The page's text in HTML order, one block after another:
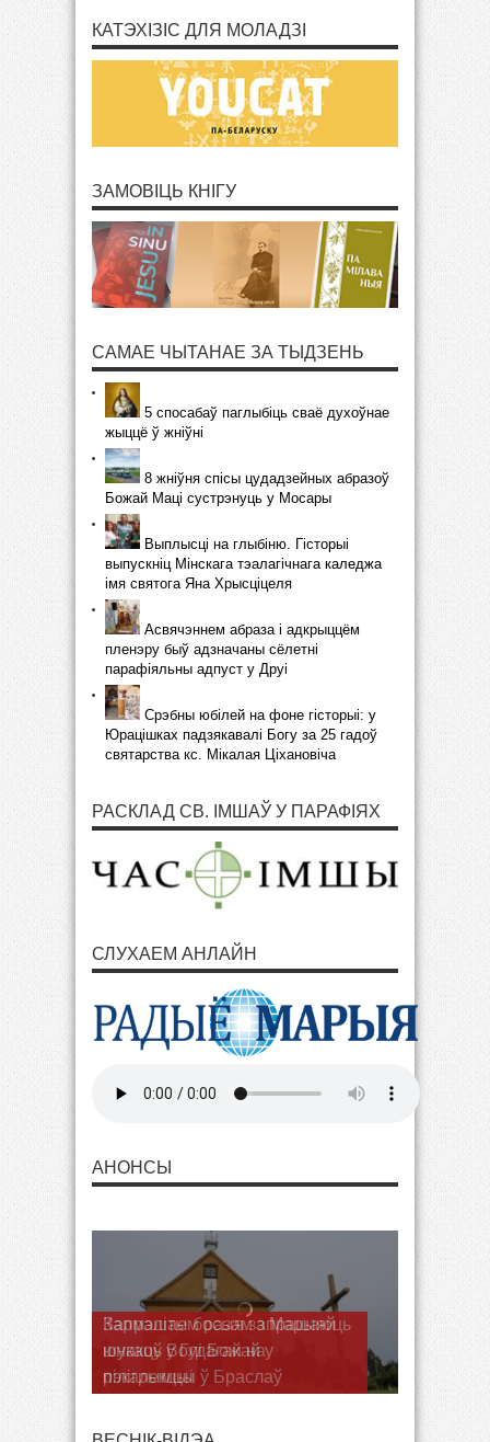
КАТЭХІЗІС ДЛЯ МОЛАДЗІ
ЗАМОВІЦЬ КНІГУ
САМАЕ ЧЫТАНАЕ ЗА ТЫДЗЕНЬ
5 спосабаў паглыбіць сваё духоўнае
жыццё ў жніўні
8 жніўня спісы цудадзейных абразоў
Божай Маці сустрэнуць у Мосары
Выплысці на глыбіню. Гісторыі
выпускніц Мінскага тэалагічнага каледжа
імя святога Яна Хрысціцеля
Асвячэннем абраза і адкрыццём
пленэру быў адзначаны сёлетні
парафіяльны адпуст у Друі
Срэбны юбілей на фоне гісторыі: у
Юрацішках падзякавалі Богу за 25 гадоў
святарства кс. Мікалая Ціхановіча
РАСКЛАД СВ. ІМШАЎ У ПАРАФІЯХ
СЛУХАЕМ АНЛАЙН
АНОНСЫ
Запрашаем разам з Марыяй
шукаць Волі Божай у
пілігрымцы ў Браслаў